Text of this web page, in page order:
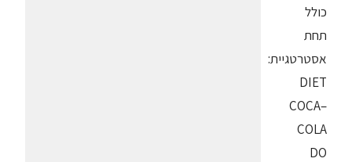
כולל
תחת
אסטרטגיית:
DIET
COCA–
COLA
DO